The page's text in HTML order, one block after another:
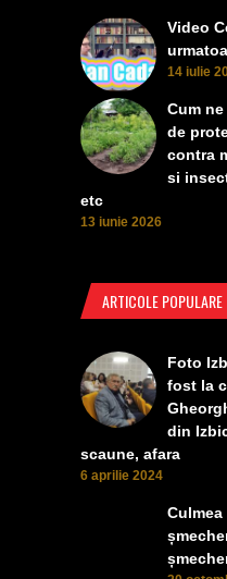
Video
14 iulie
Cum
de
contra
si
etc
13 iunie 2026
ARTICOLE POPULARE
Foto
fost la
din
scaune, afara
6 aprilie 2024